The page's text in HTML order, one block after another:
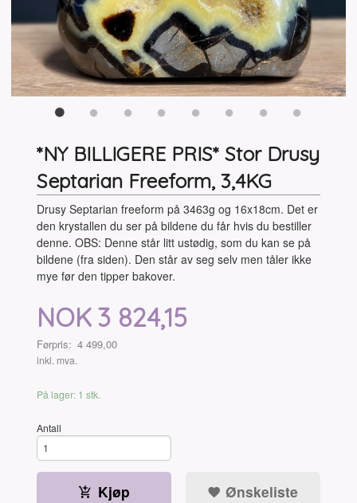
*NY BILLIGERE PRIS* Stor Drusy
Septarian Freeform, 3,4KG
Drusy Septarian freeform på 3463g og 16x18cm. Det er
den krystallen du ser på bildene du får hvis du bestiller
denne. OBS: Denne står litt ustødig, som du kan se på
bildene (fra siden). Den står av seg selv men tåler ikke
mye før den tipper bakover.
Tilbud
NOK 3 824,15
Førpris: 4 499,00
Rabatt
inkl. mva.
På lager: 1 stk.
Antall
Kjøp Ønskeliste